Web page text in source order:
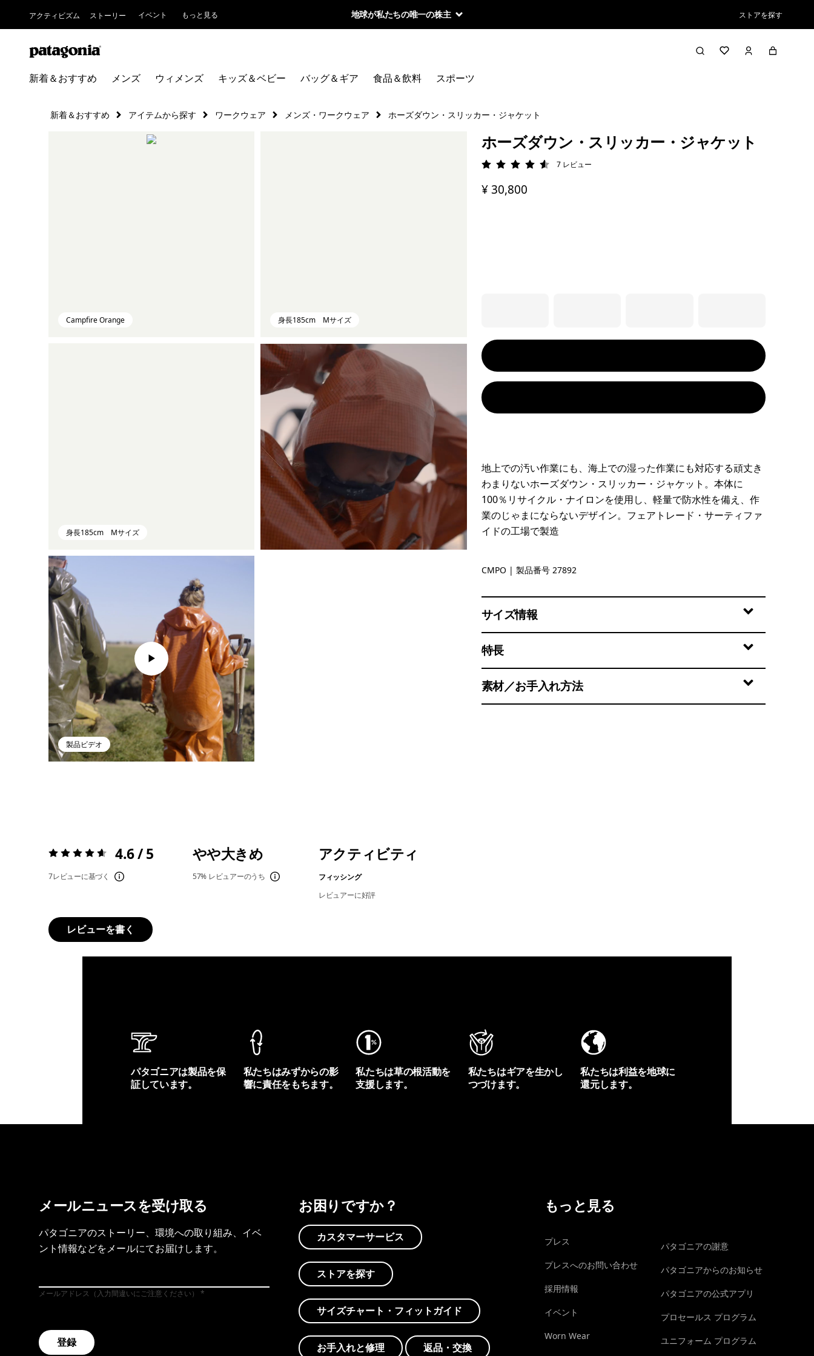
アクティビズム ストーリー イベント もっと見る 地球が私たちの唯一の株主 ストアを探す
新着＆おすすめ メンズ ウィメンズ キッズ＆ベビー バッグ＆ギア 食品＆飲料 スポーツ
新着＆おすすめ アイテムから探す ワークウェア メンズ・ワークウェア ホーズダウン・スリッカー・ジャケット
Campfire Orange 身長185cm Mサイズ
身長185cm Mサイズ
製品ビデオ
ホーズダウン・スリッカー・ジャケット
評価: 4.6 / 5
7 レビュー
¥ 30,800
地上での汚い作業にも、海上での湿った作業にも対応する頑丈き
わまりないホーズダウン・スリッカー・ジャケット。本体に
100％リサイクル・ナイロンを使用し、軽量で防水性を備え、作
業のじゃまにならないデザイン。フェアトレード・サーティファ
イドの工場で製造
Campfire Orange
CMPO | 製品番号 27892
サイズ情報
特長
素材／お手入れ方法
評価:4.6 / 5 4.6 / 5
7レビューに基づく
やや大きめ
57% レビュアーのうち
アクティビティ
フィッシング
レビュアーに好評
レビューを書く
パタゴニアは製品を保
証しています。
私たちはみずからの影
響に責任をもちます。
私たちは草の根活動を
支援します。
私たちはギアを生かし
つづけます。
私たちは利益を地球に
還元します。
メールニュースを受け取る
パタゴニアのストーリー、環境への取り組み、イベ
ント情報などをメールにてお届けします。
メールアドレス（入力間違いにご注意ください）
登録
お困りですか？
カスタマーサービス
ストアを探す
サイズチャート・フィットガイド
お手入れと修理 返品・交換
もっと見る
プレス
プレスへのお問い合わせ
採用情報
イベント
Worn Wear
パタゴニアの謝意
パタゴニアからのお知らせ
パタゴニアの公式アプリ
プロセールス プログラム
ユニフォーム プログラム